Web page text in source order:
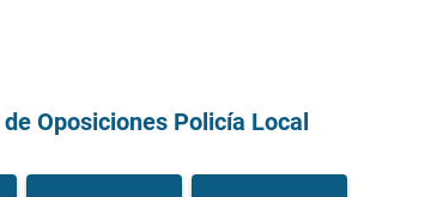
de Oposiciones Policía Local